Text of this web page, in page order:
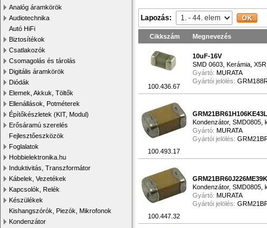
Analóg áramkörök
Audiotechnika
Autó HiFi
Biztosítékok
Csatlakozók
Csomagolás és tárolás
Digitális áramkörök
Diódák
Elemek, Akkuk, Töltők
Ellenállások, Potméterek
Építőkészletek (KIT, Modul)
Erősáramú szerelés
Fejlesztőeszközök
Foglalatok
Hobbielektronika.hu
Induktivitás, Transzformátor
Kábelek, Vezetékek
Kapcsolók, Relék
Készülékek
Kishangszórók, Piezók, Mikrofonok
Kondenzátor
Lapozás:
Cikkszám Megnevezés
100.436.67
10uF-16V
SMD 0603, Kerámia,
Gyártó: MURATA
Gyártói jelölés:
100.493.17
GRM21BR61H106KE43L
Kondenzátor, SMD0805,
Gyártó: MURATA
Gyártói jelölés:
100.447.32
GRM21BR60J226ME39K
Kondenzátor, SMD0805,
Gyártó: MURATA
Gyártói jelölés: